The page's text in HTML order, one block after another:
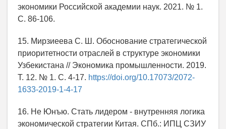
экономики Российской академии наук. 2021. № 1.
С. 86-106.
15. Мирзиеева С. Ш. Обоснование стратегической
приоритетности отраслей в структуре экономики
Узбекистана // Экономика промышленности. 2019.
Т. 12. № 1. С. 4-17. https://doi.org/10.17073/2072-
1633-2019-1-4-17
16. Не Юнъю. Стать лидером - внутренняя логика
экономической стратегии Китая. СПб.: ИПЦ СЗИУ